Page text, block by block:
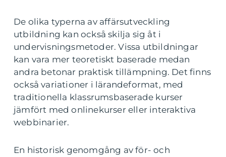
De olika typerna av affärsutveckling
utbildning kan också skilja sig åt i
undervisningsmetoder. Vissa utbildningar
kan vara mer teoretiskt baserade medan
andra betonar praktisk tillämpning. Det finns
också variationer i lärandeformat, med
traditionella klassrumsbaserade kurser
jämfört med onlinekurser eller interaktiva
webbinarier.
En historisk genomgång av för- och